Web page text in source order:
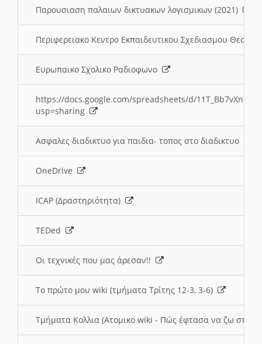
Παρουσιαση παλαιων δικτυακων λογισμικων (2021)
Περιφερειακο Κεντρο Εκπαιδευτικου Σχεδιασμου
Ευρωπαικο Σχολικο Ραδιοφωνο
https://docs.google.com/spreadsheets/d/
usp=sharing
Ασφαλες διαδικτυο για παιδια- τοπος στο διαδικτυο
OneDrive
ICAP (Δραστηριότητα)
TEDed
Οι τεχνικές που μας άρεσαν!!
Το πρώτο μου wiki (τμήματα Τρίτης 12-3, 3-6)
Τμήματα Κολλια (Ατομικο wiki - Πώς έφτασα να ζω στην